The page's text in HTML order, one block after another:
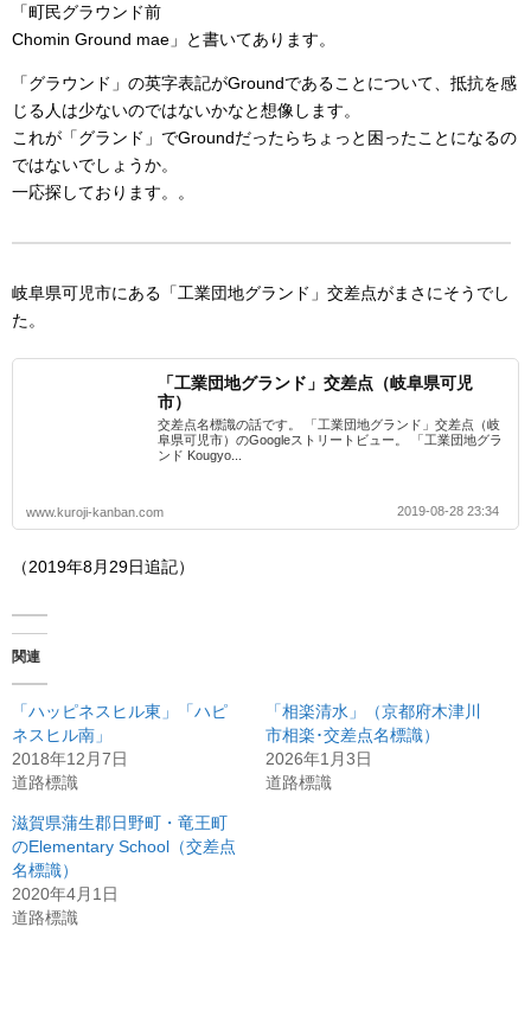
「町民グラウンド前
Chomin Ground mae」と書いてあります。
「グラウンド」の英字表記がGroundであることについて、抵抗を感
じる人は少ないのではないかなと想像します。
これが「グランド」でGroundだったらちょっと困ったことになるの
ではないでしょうか。
一応探しております。。
岐阜県可児市にある「工業団地グランド」交差点がまさにそうでし
た。
「工業団地グランド」交差点（岐阜県可児
市）
交差点名標識の話です。 「工業団地グランド」交差点（岐
阜県可児市）のGoogleストリートビュー。 「工業団地グラ
ンド Kougyo...
www.kuroji-kanban.com 2019-08-28 23:34
（2019年8月29日追記）
関連
「ハッピネスヒル東」「ハピ
ネスヒル南」
2018年12月7日
道路標識
「相楽清水」（京都府木津川
市相楽･交差点名標識）
2026年1月3日
道路標識
滋賀県蒲生郡日野町・竜王町
のElementary School（交差点
名標識）
2020年4月1日
道路標識